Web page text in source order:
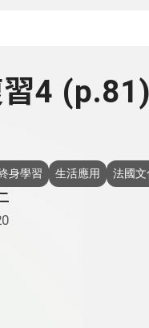
4
身學習 生活應用 法國文